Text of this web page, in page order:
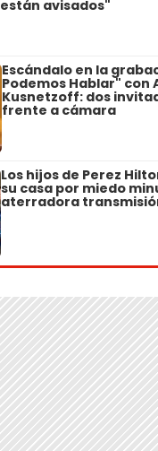
están avisados"
Escándalo en la
Podemos Hablar" con
Kusnetzoff: dos
frente a cámara
Los hijos de Perez
su casa por miedo
aterradora